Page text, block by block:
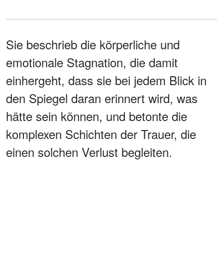
Sie beschrieb die körperliche und
emotionale Stagnation, die damit
einhergeht, dass sie bei jedem Blick in
den Spiegel daran erinnert wird, was
hätte sein können, und betonte die
komplexen Schichten der Trauer, die
einen solchen Verlust begleiten.